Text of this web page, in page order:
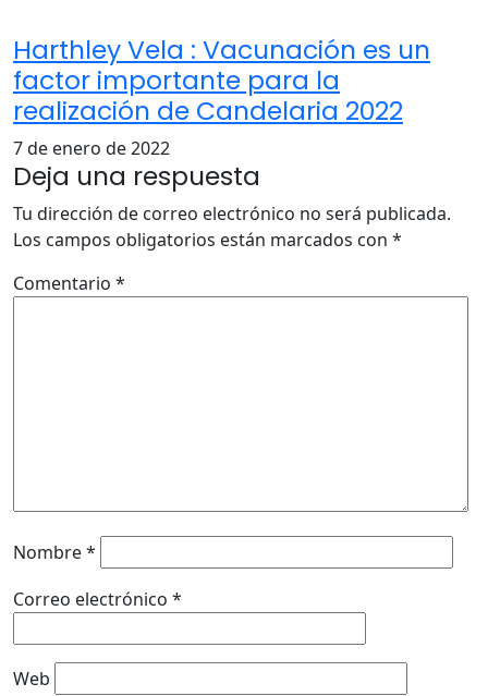
Harthley Vela : Vacunación es un
factor importante para la
realización de Candelaria 2022
7 de enero de 2022
Deja una respuesta
Tu dirección de correo electrónico no será publicada.
Los campos obligatorios están marcados con *
Comentario *
Nombre*
Correo electrónico *
Web